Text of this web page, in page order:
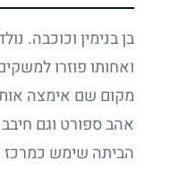
בן בנימין וכוכבה.
ואחותו פוזרו
מקום שם אימצה
אהב ספורט וגם
הביתה שימש כמרכז